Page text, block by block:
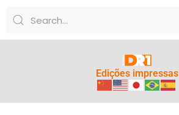
Edições impressas